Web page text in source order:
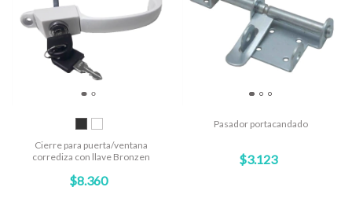
Cierre para puerta/ventana
corrediza con llave Bronzen
$8.360
Pasador portacandado
$3.123